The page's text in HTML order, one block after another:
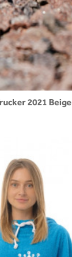
2021 Beige